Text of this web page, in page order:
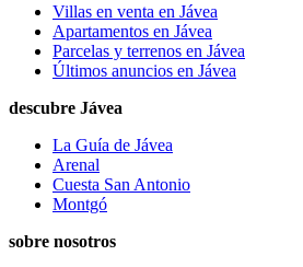
Villas en venta en Jávea
Apartamentos en Jávea
Parcelas y terrenos en Jávea
Últimos anuncios en Jávea
descubre Jávea
La Guía de Jávea
Arenal
Cuesta San Antonio
Montgó
sobre nosotros